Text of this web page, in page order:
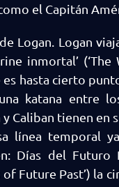
el Capitán
Logan. Logan
inmortal’ (‘The
hasta cierto
katana entre
Caliban tienen en
línea temporal
Días del Futuro
of Future Past’) la